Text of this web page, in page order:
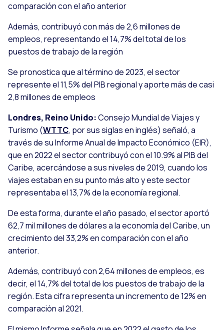
comparación con el año anterior
Además, contribuyó con más de 2,6 millones de
empleos, representando el 14,7% del total de los
puestos de trabajo de la región
Se pronostica que al término de 2023, el sector
represente el 11,5% del PIB regional y aporte más de casi
2,8 millones de empleos
Londres, Reino Unido:Consejo Mundial de Viajes y
Turismo (WTTC, por sus siglas en inglés) señaló, a
través de su Informe Anual de Impacto Económico (EIR),
que en 2022 el sector contribuyó con el 10.9% al PIB del
Caribe, acercándose a sus niveles de 2019, cuando los
viajes estaban en su punto más alto y este sector
representaba el 13,7% de la economía regional.
De esta forma, durante el año pasado, el sector aportó
62,7 mil millones de dólares a la economía del Caribe, un
crecimiento del 33,2% en comparación con el año
anterior.
Además, contribuyó con 2,64 millones de empleos, es
decir, el 14,7% del total de los puestos de trabajo de la
región. Esta cifra representa un incremento de 12% en
comparación al 2021.